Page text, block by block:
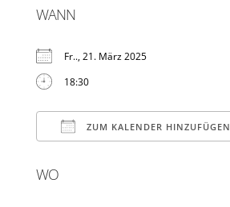
WANN
Fr.., 21. März 2025
18:30
ZUM KALENDER HINZUFÜGEN
WO